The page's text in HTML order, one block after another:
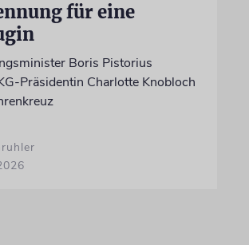
für eine
Boris Pistorius
Präsidentin Charlotte Knobloch